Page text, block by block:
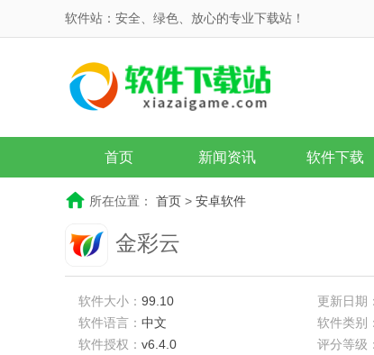
软件站：安全、绿色、放心的专业下载站！
首页 新闻资讯 软件下载
所在位置： 首页 > 安卓软件
金彩云
软件大小： 99.10 更新日期：
软件语言： 中文 软件类别：
软件授权： v6.4.0
评分等级：